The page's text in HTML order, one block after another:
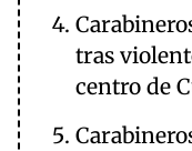
tras
centro de